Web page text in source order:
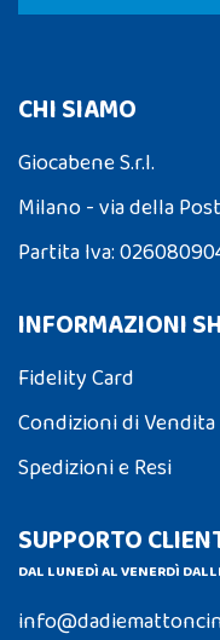
CHI SIAMO
Giocabene S.r.l.
Milano - via della
Partita Iva:
INFORMAZIONI
Fidelity Card
Condizioni di Vendita
Spedizioni e Resi
SUPPORTO
DAL LUNEDÌ AL VENERDÌ